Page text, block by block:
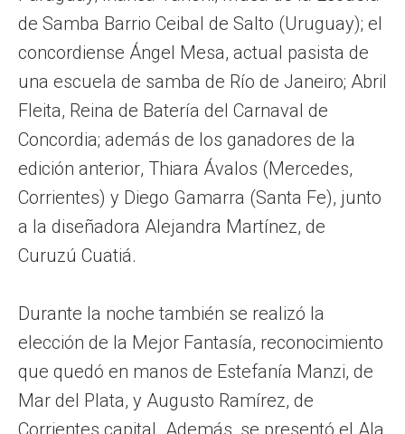
de Samba Barrio Ceibal de Salto (Uruguay); el
concordiense Ángel Mesa, actual pasista de
una escuela de samba de Río de Janeiro; Abril
Fleita, Reina de Batería del Carnaval de
Concordia; además de los ganadores de la
edición anterior, Thiara Ávalos (Mercedes,
Corrientes) y Diego Gamarra (Santa Fe), junto
a la diseñadora Alejandra Martínez, de
Curuzú Cuatiá.
Durante la noche también se realizó la
elección de la Mejor Fantasía, reconocimiento
que quedó en manos de Estefanía Manzi, de
Mar del Plata, y Augusto Ramírez, de
Corrientes capital. Además, se presentó el Ala